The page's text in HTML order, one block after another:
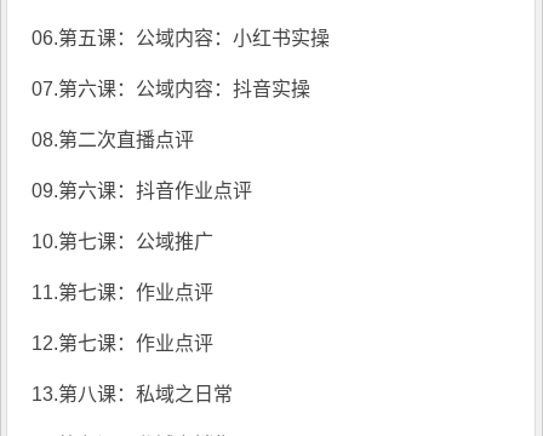
06.第五课：公域内容：小红书实操
07.第六课：公域内容：抖音实操
08.第二次直播点评
09.第六课：抖音作业点评
10.第七课：公域推广
11.第七课：作业点评
12.第七课：作业点评
13.第八课：私域之日常